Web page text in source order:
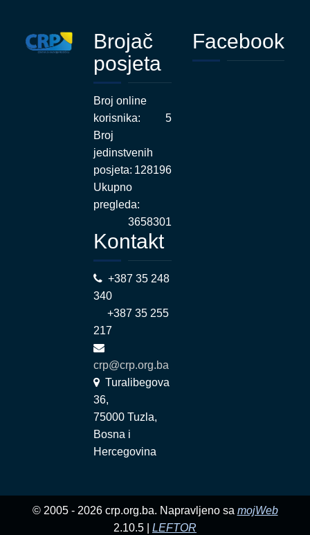
Brojač
posjeta
Broj online
korisnika:
5
Broj
jedinstvenih
posjeta: 128196
Ukupno
pregleda:
3658301
Kontakt
+387 35 248
340
+387 35 255
217
crp@crp.org.ba
Turalibegova
36,
75000 Tuzla,
Bosna i
Hercegovina
Facebook
© 2005 - 2026 crp.org.ba. Napravljeno sa mojWeb
2.10.5 | LEFTOR